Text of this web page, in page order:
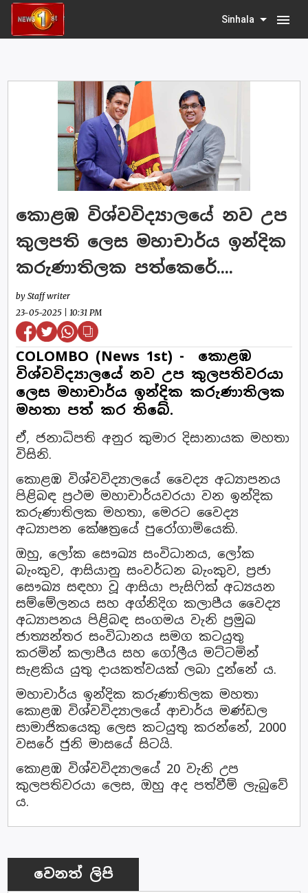
Sinhala menu
කොළඹ විශ්වවිද්‍යාලයේ නව උප
කුලපති ලෙස මහාචාර්ය ඉන්දික
කරුණාතිලක පත්කෙරේ....
by Staff writer
23-05-2025 | 10:31 PM
COLOMBO (News 1st) - කොළඹ
විශ්වවිද්‍යාලයේ නව උප කුලපතිවරයා
ලෙස මහාචාර්ය ඉන්දික කරුණාතිලක
මහතා පත් කර තිබේ.
ඒ, ජනාධිපති අනුර කුමාර දිසානායක මහතා
විසිනි.
කොළඹ විශ්වවිද්‍යාලයේ වෛද්‍ය අධ්‍යාපනය
පිළිබඳ ප්‍රථම මහාචාර්යවරයා වන ඉන්දික
කරුණාතිලක මහතා, මෙරට වෛද්‍ය
අධ්‍යාපන කේෂත්‍රයේ පුරෝගාමියෙකි.
ඔහු, ලෝක සෞඛ්‍ය සංවිධානය, ලෝක
බැංකුව, ආසියානු සංවර්ධන බැංකුව, ප්‍රජා
සෞඛ්‍ය සඳහා වූ ආසියා පැසිෆික් අධ්‍යයන
සම්මේලනය සහ අග්නිදිග කලාපීය වෛද්‍ය
අධ්‍යාපනය පිළිබඳ සංගමය වැනි ප්‍රමුඛ
ජාත්‍යන්තර සංවිධානය සමග කටයුතු
කරමින් කලාපීය සහ ගෝලීය මට්ටමින්
සැළකිය යුතු දායකත්වයක් ලබා දුන්නේ ය.
මහාචාර්ය ඉන්දික කරුණාතිලක මහතා
කොළඹ විශ්වවිද්‍යාලයේ ආචාර්ය මණ්ඩල
සාමාජිකයෙකු ලෙස කටයුතු කරන්නේ, 2000
වසරේ ජුනි මාසයේ සිටයි.
කොළඹ විශ්වවිද්‍යාලයේ 20 වැනි උප
කුලපතිවරයා ලෙස, ඔහු අද පත්වීම් ලැබුවේ
ය.
වෙනත් ලිපි